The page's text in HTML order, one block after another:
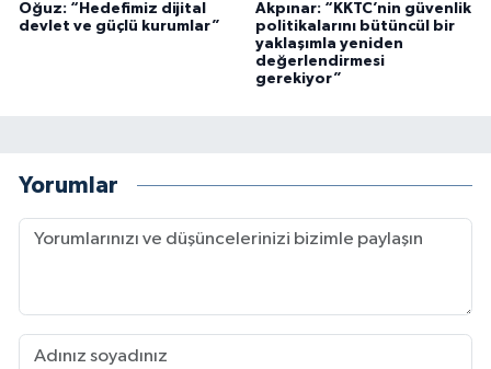
Oğuz: “Hedefimiz dijital
devlet ve güçlü kurumlar”
Akpınar: “KKTC’nin güvenlik
politikalarını bütüncül bir
yaklaşımla yeniden
değerlendirmesi
gerekiyor”
Yorumlar